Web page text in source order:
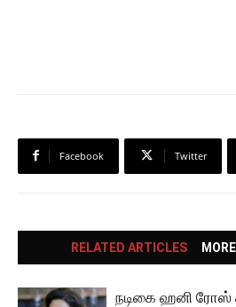
Facebook Twitter
RELATED ARTICLES
நடிகை ஹனி ரோஸ்